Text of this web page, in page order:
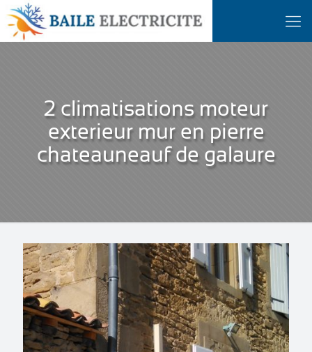
2 climatisations moteur
exterieur mur en pierre
chateauneauf de galaure